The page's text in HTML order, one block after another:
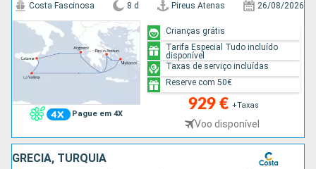
Pague em 4X
Costa Fascinosa 8 d Pireus Atenas 26/08/2026
929 € +Taxas
Voo disponível
Crianças grátis
Tarifa Especial Tudo incluído
disponível
Taxas de serviço incluídas
Reserve com 50€
GRÉCIA, TURQUIA